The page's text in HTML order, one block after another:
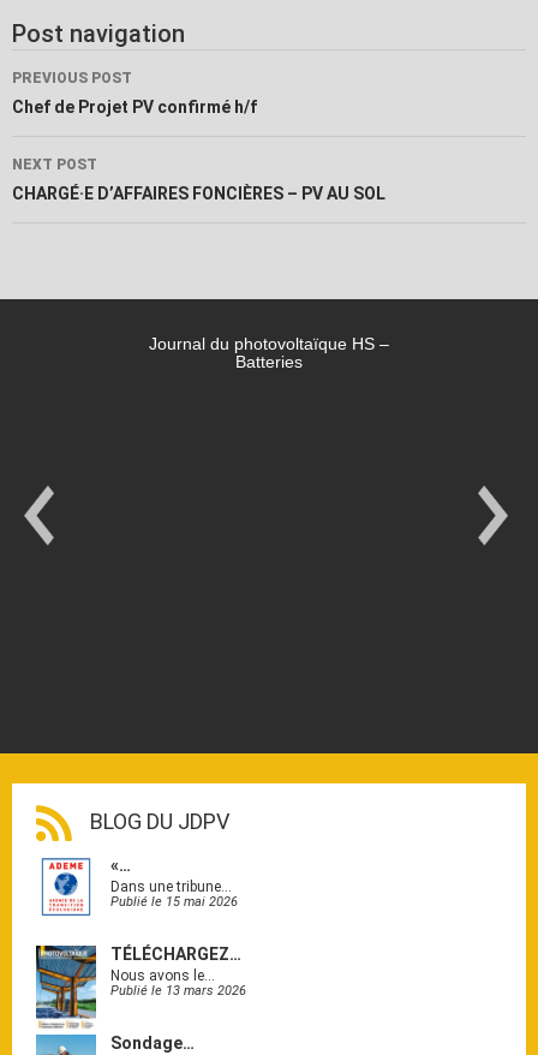
Post navigation
PREVIOUS POST
Chef de Projet PV confirmé h/f
NEXT POST
CHARGÉ·E D’AFFAIRES FONCIÈRES – PV AU SOL
Journal du photovoltaïque HS –
Batteries
BLOG DU JDPV
«…
Dans une tribune…
Publié le 15 mai 2026
TÉLÉCHARGEZ…
Nous avons le…
Publié le 13 mars 2026
Sondage…